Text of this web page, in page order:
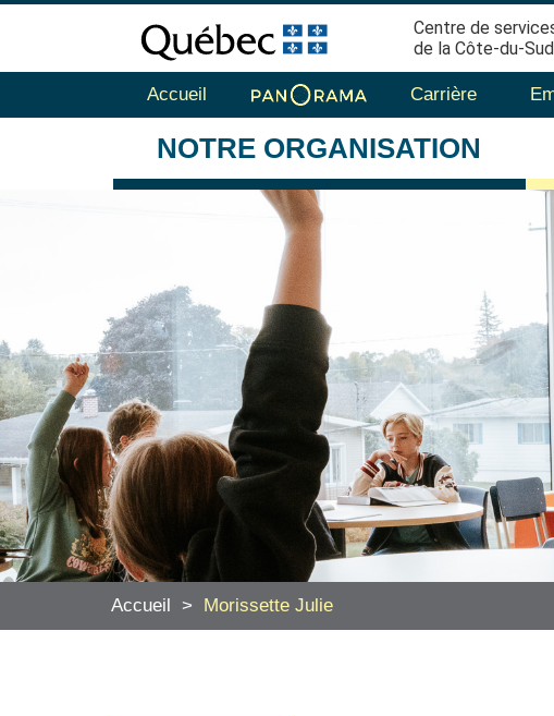
Centre de
de la Côte-du-Sud
Accueil Carrière
NOTRE ORGANISATION
Accueil > Morissette Julie